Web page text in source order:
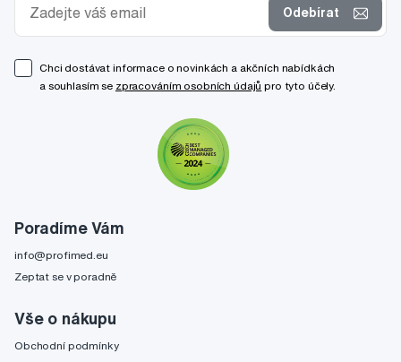
Poradíme Vám
info@profimed.eu
Zeptat se v poradně
Vše o nákupu
Obchodní podmínky
Odebírat
Chci dostávat informace o novinkách a akčních nabídkách
a souhlasím se zpracováním osobních údajů pro tyto účely.